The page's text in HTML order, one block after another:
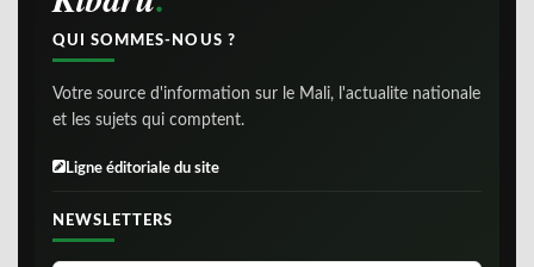
QUI SOMMES-NOUS ?
Votre source d'information sur le Mali, l'actualite nationale
et les sujets qui comptent.
Ligne éditoriale du site
NEWSLETTERS